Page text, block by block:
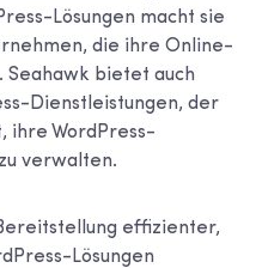
Lösungen macht sie
die ihre Online-
Seahawk bietet auch
Dienstleistungen, der
ihre WordPress-
verwalten.
effizienter,
Lösungen